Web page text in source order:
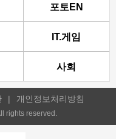
포토EN
IT.게임
사회
| 개인정보처리방침
rights reserved.